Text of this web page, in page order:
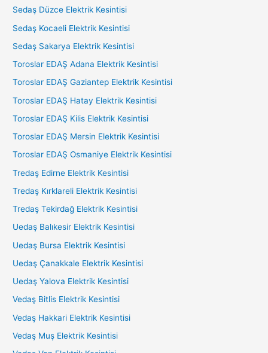
Sedaş Düzce Elektrik Kesintisi
Sedaş Kocaeli Elektrik Kesintisi
Sedaş Sakarya Elektrik Kesintisi
Toroslar EDAŞ Adana Elektrik Kesintisi
Toroslar EDAŞ Gaziantep Elektrik Kesintisi
Toroslar EDAŞ Hatay Elektrik Kesintisi
Toroslar EDAŞ Kilis Elektrik Kesintisi
Toroslar EDAŞ Mersin Elektrik Kesintisi
Toroslar EDAŞ Osmaniye Elektrik Kesintisi
Tredaş Edirne Elektrik Kesintisi
Tredaş Kırklareli Elektrik Kesintisi
Tredaş Tekirdağ Elektrik Kesintisi
Uedaş Balıkesir Elektrik Kesintisi
Uedaş Bursa Elektrik Kesintisi
Uedaş Çanakkale Elektrik Kesintisi
Uedaş Yalova Elektrik Kesintisi
Vedaş Bitlis Elektrik Kesintisi
Vedaş Hakkari Elektrik Kesintisi
Vedaş Muş Elektrik Kesintisi